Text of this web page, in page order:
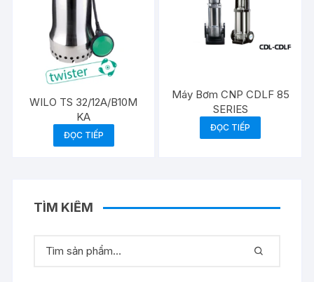
WILO TS 32/12A/B10M
KA
ĐỌC TIẾP
Máy Bơm CNP CDLF 85
SERIES
ĐỌC TIẾP
TÌM KIẾM